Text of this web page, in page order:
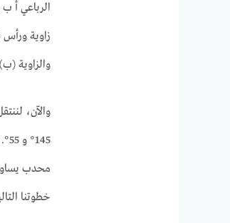
الرباعي أ
زاوية ورأس
والزاوية
خطوتنا